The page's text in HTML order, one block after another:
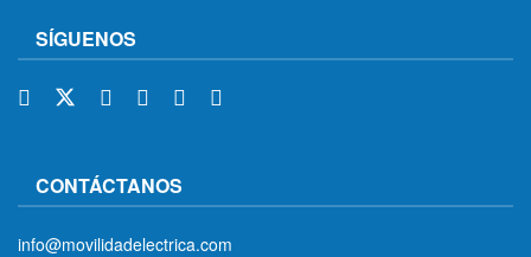
SÍGUENOS
CONTÁCTANOS
info@movilidadelectrica.com